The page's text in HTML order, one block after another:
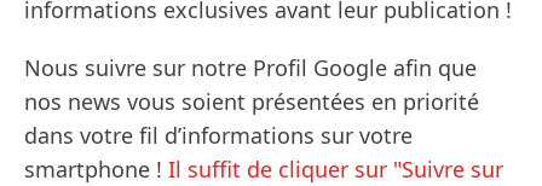
informations exclusives avant leur publication !
Nous suivre sur notre Profil Google afin que
nos news vous soient présentées en priorité
dans votre fil d’informations sur votre
smartphone ! Il suffit de cliquer sur "Suivre sur